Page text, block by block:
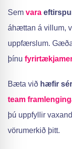
Sem vara
áhættan á villum,
uppfærslum.
þínu
Bæta við hæfir
team
þú uppfyllir
vörumerkið þitt.